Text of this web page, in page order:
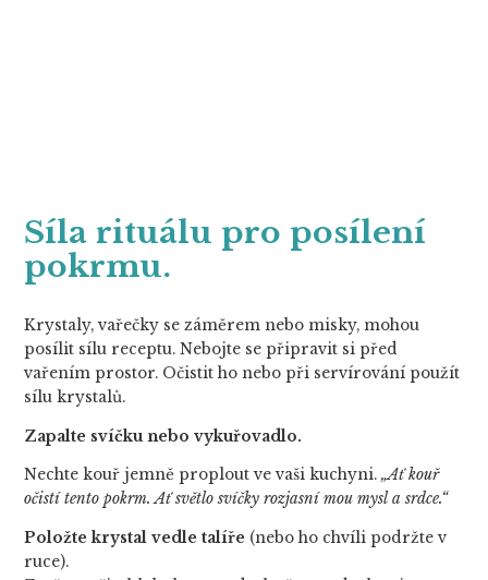
Síla rituálu pro posílení
pokrmu.
Krystaly, vařečky se záměrem nebo misky, mohou
posílit sílu receptu. Nebojte se připravit si před
vařením prostor. Očistit ho nebo při servírování použít
sílu krystalů.
Zapalte svíčku nebo vykuřovadlo.
Nechte kouř jemně proplout ve vaši kuchyni. „Ať kouř
očistí tento pokrm. Ať světlo svíčky rozjasní mou mysl a srdce.“
Položte krystal vedle talíře (nebo ho chvíli podržte v
ruce).